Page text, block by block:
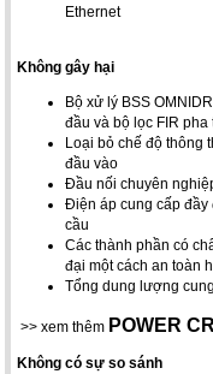
Ethernet
Không gây hại
Bộ xử lý BSS
đầu và bộ lọc FIR pha
Loại bỏ chế độ thông
đầu vào
Đầu nối chuyên
Điện áp cung cấp
cầu
Các thành phần có
đại một cách an toàn
Tổng dung lượng
>> xem thêm POWER
Không có sự so sánh